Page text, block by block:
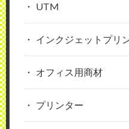
UTM
インクジェットプリ
オフィス用商材
プリンター